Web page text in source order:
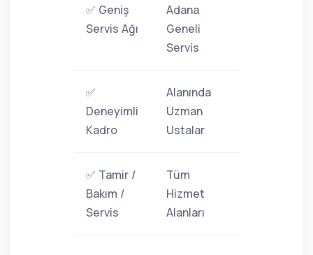
✅ Geniş
Servis Ağı
Adana
Geneli
Servis
✅
Deneyimli
Kadro
Alanında
Uzman
Ustalar
✅ Tamir /
Bakım /
Servis
Tüm
Hizmet
Alanları